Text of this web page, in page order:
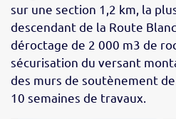
sur une section 1,2 km, la
descendant de la Route
déroctage de 2 000 m3 de
sécurisation du versant
des murs de soutènement
10 semaines de travaux.